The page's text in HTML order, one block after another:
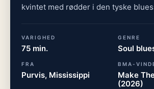
kvintet med rødder i den tyske
VARIGHED
75 min.
GENRE
Soul
FRA
Purvis, Mississippi
BMA-
Make
(2026)